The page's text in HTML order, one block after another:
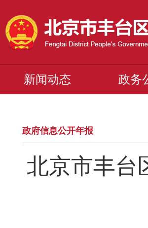
新闻动态 政务
政府信息公开年报
北京市丰台